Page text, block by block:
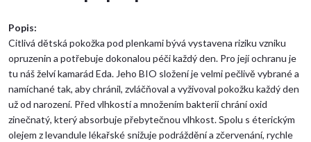
Popis:
Citlivá dětská pokožka pod plenkami bývá vystavena riziku vzniku
opruzenin a potřebuje dokonalou péči každý den. Pro její ochranu je
tu náš želví kamarád Eda. Jeho BIO složení je velmi pečlivě vybrané a
namíchané tak, aby chránil, zvláčňoval a vyživoval pokožku každý den
už od narození. Před vlhkostí a množením bakterií chrání oxid
zinečnatý, který absorbuje přebytečnou vlhkost. Spolu s éterickým
olejem z levandule lékařské snižuje podráždění a zčervenání, rychle